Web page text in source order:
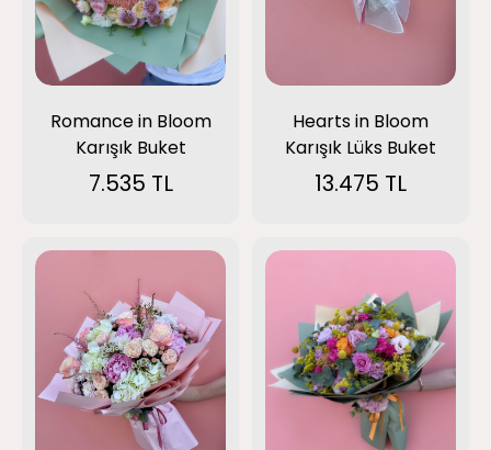
Romance in Bloom
Karışık Buket
7.535 TL
Hearts in Bloom
Karışık Lüks Buket
13.475 TL